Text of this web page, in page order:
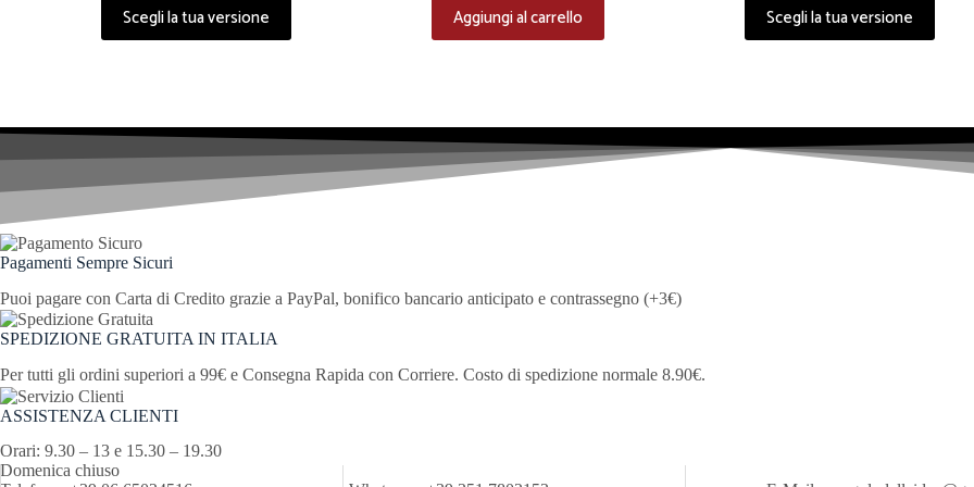
Scegli la tua versione
prodotto
ha
possono
essere
scelte
nella
Aggiungi al carrello Scegli la tua versione
prodotto
ha
possono
essere
Pagamenti Sempre Sicuri
Puoi pagare con Carta di Credito grazie a PayPal, bonifico bancario anticipato e contrassegno (+3€)
SPEDIZIONE GRATUITA IN ITALIA
Per tutti gli ordini superiori a 99€ e Consegna Rapida con Corriere. Costo di spedizione normale 8.90€.
ASSISTENZA CLIENTI
Orari: 9.30 – 13 e 15.30 – 19.30
Domenica chiuso